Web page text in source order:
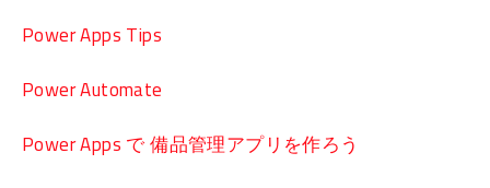
Power Apps Tips
Power Automate
Power Apps で 備品管理アプリを作ろう